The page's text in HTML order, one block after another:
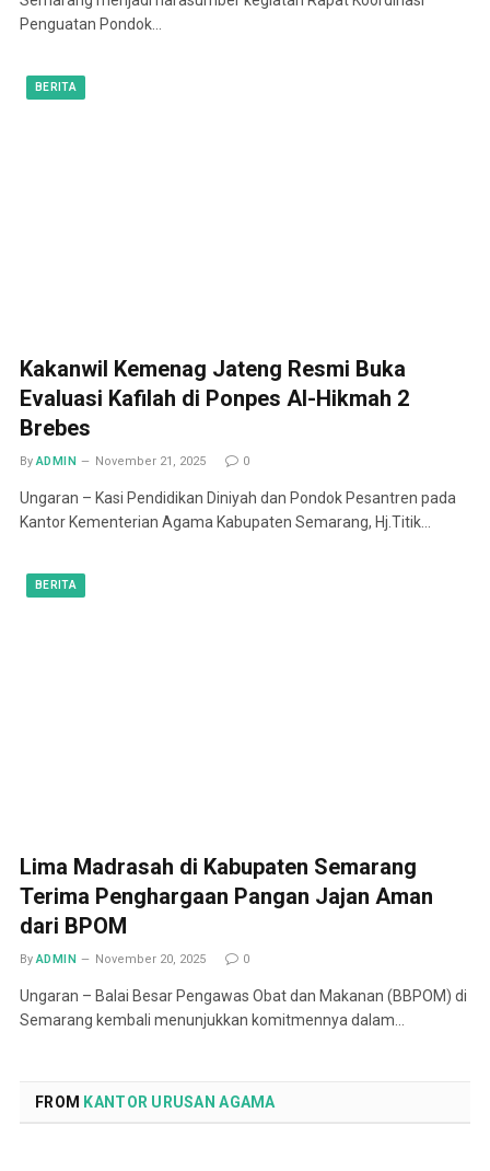
Penguatan Pondok…
BERITA
Kakanwil Kemenag Jateng Resmi Buka
Evaluasi Kafilah di Ponpes Al-Hikmah 2
Brebes
By ADMIN November 21, 2025 0
Ungaran – Kasi Pendidikan Diniyah dan Pondok Pesantren pada
Kantor Kementerian Agama Kabupaten Semarang, Hj.Titik…
BERITA
Lima Madrasah di Kabupaten Semarang
Terima Penghargaan Pangan Jajan Aman
dari BPOM
By ADMIN November 20, 2025 0
Ungaran – Balai Besar Pengawas Obat dan Makanan (BBPOM) di
Semarang kembali menunjukkan komitmennya dalam…
FROM KANTOR URUSAN AGAMA